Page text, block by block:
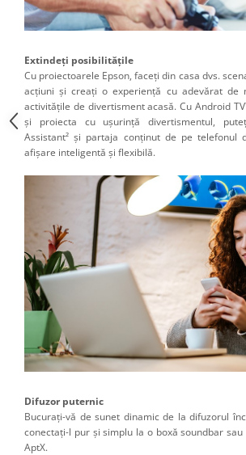
Extindeţi posibilităţile
Cu proiectoarele Epson, faceți din casa dvs.
acțiuni și creați o experiență cu adevărat de
activitățile de divertisment acasă. Cu Android
și proiecta cu ușurință divertismentul,
Assistant² și partaja conținut de pe telefonul
afișare inteligentă și flexibilă.
Difuzor puternic
Bucurați-vă de sunet dinamic de la difuzorul
conectați-l pur și simplu la o boxă soundbar
AptX.